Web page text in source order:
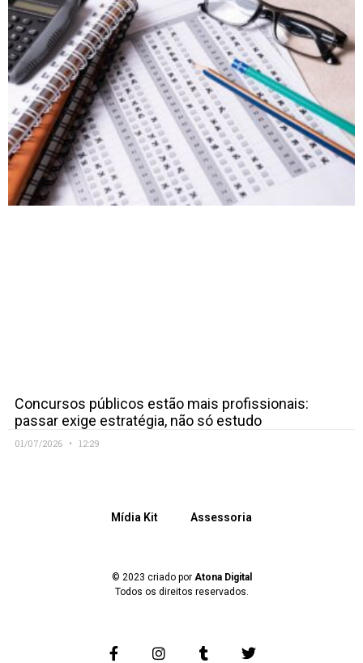
Concursos públicos estão mais profissionais:
passar exige estratégia, não só estudo
01/07/2026 12:29
Mídia Kit Assessoria
© 2023 criado por Atona Digital
Todos os direitos reservados.